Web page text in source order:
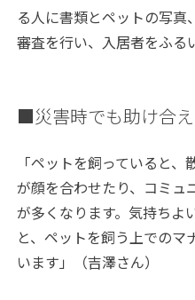
る人に書類とペットの写
審査を行い、入居者をふる
■災害時でも助け合
「ペットを飼っていると
が顔を合わせたり、コミュ
が多くなります。気持ちよ
と、ペットを飼う上でのマ
います」（吉澤さん）